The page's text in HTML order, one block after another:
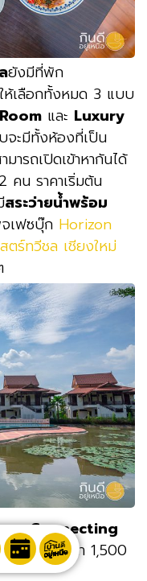
ยังมีที่พัก
เลือกทั้งหมด 3 แบบ
และ Luxury
จะมีทั้งห้องที่เป็น
ารถเปิดเข้าหากันได้
คน ราคาเริ่มต้น
สระว่ายน้ำพร้อม
เฟซบุ๊ก Horizon
ร์ทวีชล เชียงใหม่
บบConnecting
ารเช้า ราคา 1,500